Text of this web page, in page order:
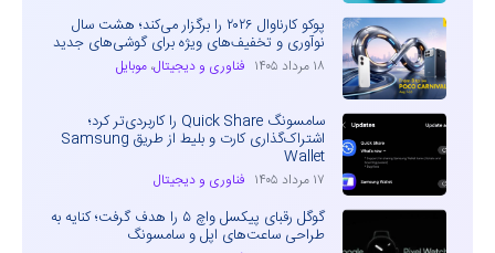
پوکو کارناوال ۲۰۲۶ را برگزار می‌کند؛ هشت سال
نوآوری و تخفیف‌های ویژه برای گوشی‌های جدید
۱۸ مرداد ۱۴۰۵ فناوری و دیجیتال، موبایل
سامسونگ Quick Share را کاربردی‌تر کرد؛
اشتراک‌گذاری کارت و بلیط از طریق Samsung
Wallet
۱۷ مرداد ۱۴۰۵ فناوری و دیجیتال
گوگل رقبای پیکسل واچ ۵ را هدف گرفت؛ کنایه به
طراحی ساعت‌های اپل و سامسونگ